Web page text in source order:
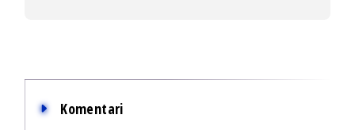
Komentari